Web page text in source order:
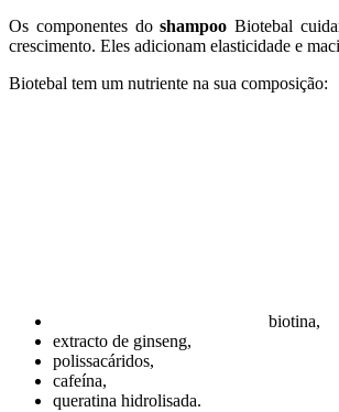
Os componentes doshampoo Biotebal
crescimento. Eles adicionam elasticidade e
Biotebal tem um nutriente na sua composição:
biotina,
extracto de ginseng,
polissacáridos,
cafeína,
queratina hidrolisada.